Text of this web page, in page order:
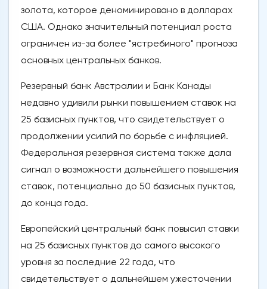
золота, которое деноминировано в долларах
США. Однако значительный потенциал роста
ограничен из-за более "ястребиного" прогноза
основных центральных банков.
Резервный банк Австралии и Банк Канады
недавно удивили рынки повышением ставок на
25 базисных пунктов, что свидетельствует о
продолжении усилий по борьбе с инфляцией.
Федеральная резервная система также дала
сигнал о возможности дальнейшего повышения
ставок, потенциально до 50 базисных пунктов,
до конца года.
Европейский центральный банк повысил ставки
на 25 базисных пунктов до самого высокого
уровня за последние 22 года, что
свидетельствует о дальнейшем ужесточении